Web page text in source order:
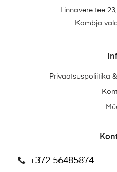
Linnavere tee
Kambja
Privaatsuspoliitika
+372 56485874